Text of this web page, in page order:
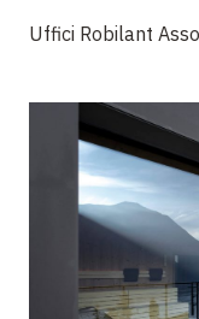
Uffici Robilant